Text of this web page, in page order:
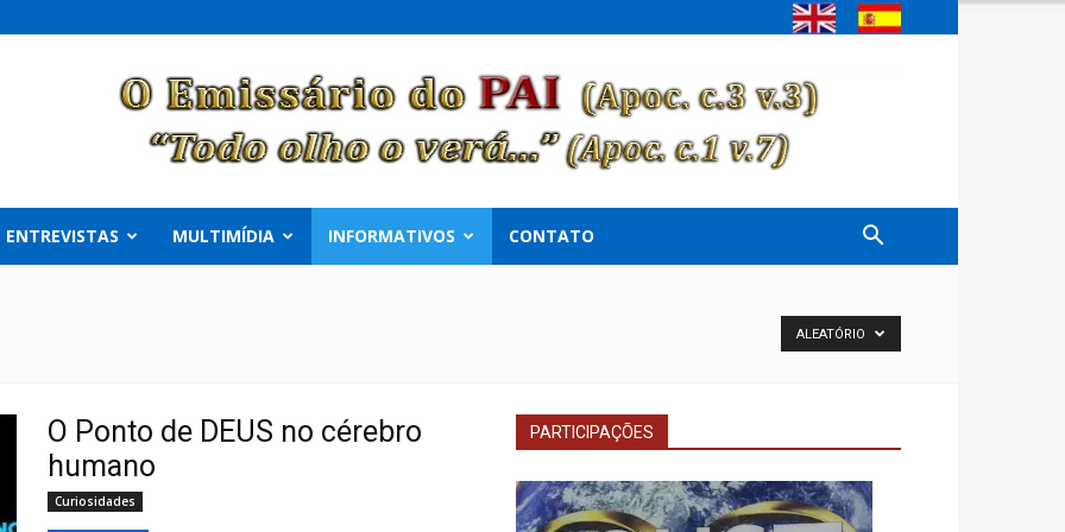
ENTREVISTAS MULTIMÍDIA INFORMATIVOS CONTATO
ALEATÓRIO
O Ponto de DEUS no cérebro
humano
Curiosidades
PARTICIPAÇÕES